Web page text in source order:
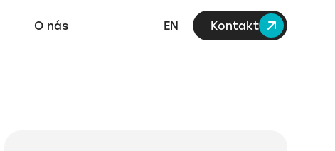
O nás EN Kontakt